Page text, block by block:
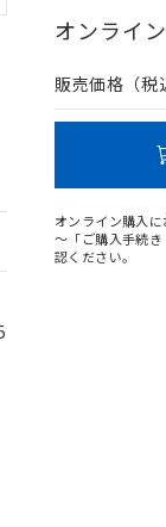
オンライ
販売価格（税
オンライン購入
～「ご購入手続
認ください。